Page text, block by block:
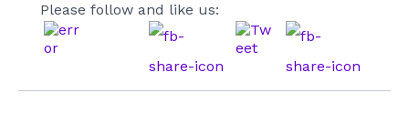
Please follow and like us: